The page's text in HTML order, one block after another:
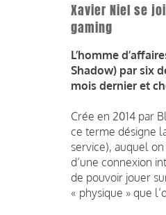
Xavier Niel se
gaming
L’homme
Shadow) par six
mois dernier et
Crée en 2014 par
ce terme désigne
service), auquel
d’une connexion
de pouvoir jouer
« physique » que